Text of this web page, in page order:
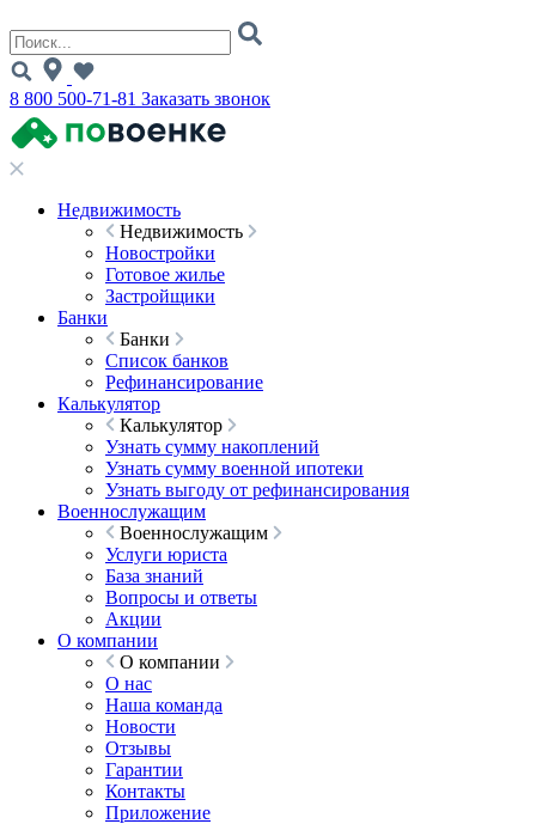
8 800 500-71-81 Заказать звонок
Недвижимость
Недвижимость
Новостройки
Готовое жилье
Застройщики
Банки
Банки
Список банков
Рефинансирование
Калькулятор
Калькулятор
Узнать сумму накоплений
Узнать сумму военной ипотеки
Узнать выгоду от рефинансирования
Военнослужащим
Военнослужащим
Услуги юриста
База знаний
Вопросы и ответы
Акции
О компании
О компании
О нас
Наша команда
Новости
Отзывы
Гарантии
Контакты
Приложение